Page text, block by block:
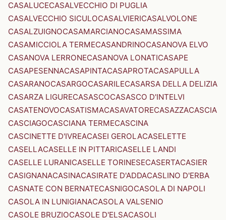
CASALUCECASALVECCHIO DI PUGLIA
CASALVECCHIO SICULOCASALVIERICASALVOLONE
CASALZUIGNOCASAMARCIANOCASAMASSIMA
CASAMICCIOLA TERMECASANDRINOCASANOVA ELVO
CASANOVA LERRONECASANOVA LONATICASAPE
CASAPESENNACASAPINTACASAPROTACASAPULLA
CASARANOCASARGOCASARILECASARSA DELLA DELIZIA
CASARZA LIGURECASASCOCASASCO D'INTELVI
CASATENOVOCASATISMACASAVATORECASAZZACASCIA
CASCIAGOCASCIANA TERMECASCINA
CASCINETTE D'IVREACASEI GEROLACASELETTE
CASELLACASELLE IN PITTARICASELLE LANDI
CASELLE LURANICASELLE TORINESECASERTACASIER
CASIGNANACASINACASIRATE D'ADDACASLINO D'ERBA
CASNATE CON BERNATECASNIGOCASOLA DI NAPOLI
CASOLA IN LUNIGIANACASOLA VALSENIO
CASOLE BRUZIOCASOLE D'ELSACASOLI